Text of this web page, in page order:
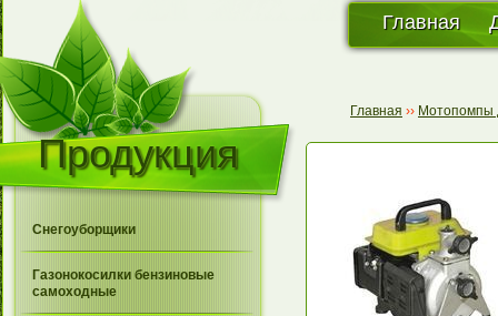
Главная
Продукция
Снегоуборщики
Газонокосилки бензиновые
самоходные
Главная ›› Мотопомпы